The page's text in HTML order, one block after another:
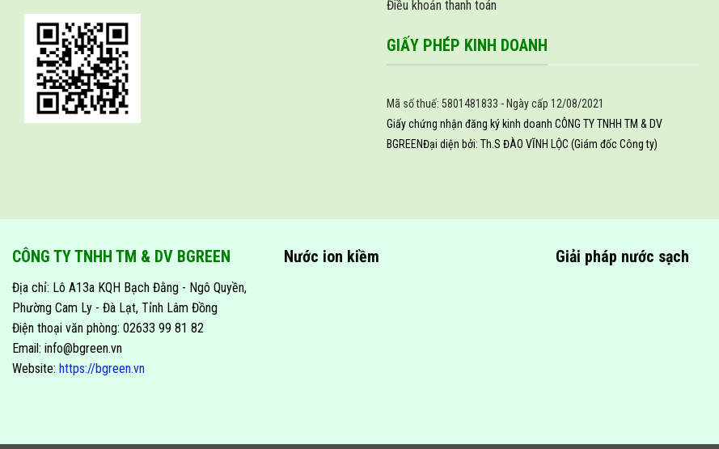
Điều khoản thanh toán
GIẤY PHÉP KINH DOANH
Mã số thuế: 5801481833 - Ngày cấp 12/08/2021
Giấy chứng nhận đăng ký kinh doanh CÔNG TY TNHH TM & DV
BGREENĐại diện bởi: Th.S ĐÀO VĨNH LỘC (Giám đốc Công ty)
CÔNG TY TNHH TM & DV BGREEN
Địa chỉ: Lô A13a KQH Bạch Đằng - Ngô Quyền,
Phường Cam Ly - Đà Lạt, Tỉnh Lâm Đồng
Điện thoại văn phòng: 02633 99 81 82
Email: info@bgreen.vn
Website: https://bgreen.vn
Nước ion kiềm Giải pháp nước sạch